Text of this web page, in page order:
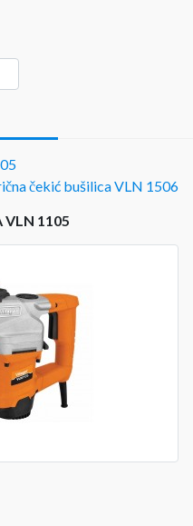
čekić bušilica VLN 1506
VLN 1105